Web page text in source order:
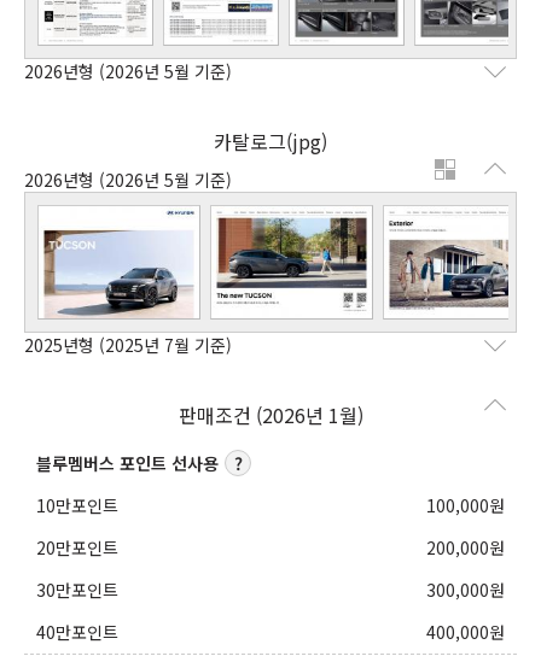
2026년형 (2026년 5월 기준)
카탈로그(jpg)
2026년형 (2026년 5월 기준)
2025년형 (2025년 7월 기준)
판매조건 (2026년 1월)
블루멤버스 포인트 선사용
10만포인트
100,000원
20만포인트
200,000원
30만포인트
300,000원
40만포인트
400,000원